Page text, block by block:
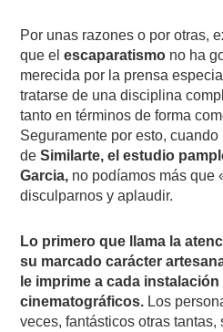
Por unas razones o por otras,
que elescaparatismo no ha
merecida por la prensa
tratarse de una disciplina
tanto en términos de forma
Seguramente por esto,
deSimilarte, el estudio
Garcia, no podíamos más que
disculparnos y aplaudir.
Lo primero que llama la
su marcado carácter
le imprime a cada
cinematográficos. Los
veces, fantásticos otras